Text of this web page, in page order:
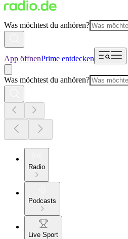
Was möchtest du anhören?
App öffnenPrime entdecken
Was möchtest du anhören?
Radio
Podcasts
Live Sport